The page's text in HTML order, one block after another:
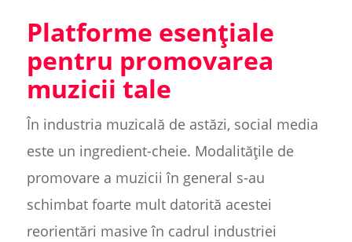
Platforme esențiale
pentru promovarea
muzicii tale
În industria muzicală de astăzi, social media
este un ingredient-cheie. Modalitățile de
promovare a muzicii în general s-au
schimbat foarte mult datorită acestei
reorientări masive în cadrul industriei